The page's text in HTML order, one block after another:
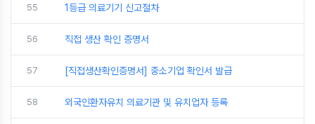
55 1등급 의료기기 신고절차
56 직접 생산 확인 증명서
57 [직접생산확인증명서] 중소기업 확인서 발급
58 외국인환자유치 의료기관 및 유치업자 등록